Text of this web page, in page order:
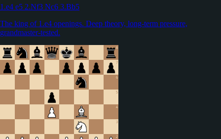
1.e4 e5 2.Nf3 Nc6 3.Bb5
The king of 1.e4 openings. Deep theory, long-term pressure,
grandmaster-tested.